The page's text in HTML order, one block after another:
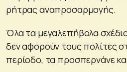
ρήτρας αναπροσαρμογής.
Όλα τα μεγαλεπήβολα
δεν αφορούν τους πολίτες
περίοδο, τα προσπερνάνε